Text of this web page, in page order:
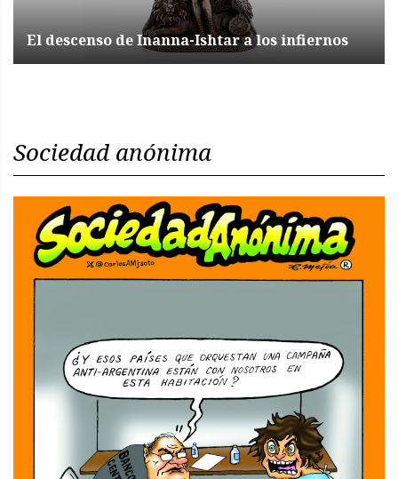
El descenso de Inanna-Ishtar a los infiernos
Sociedad anónima